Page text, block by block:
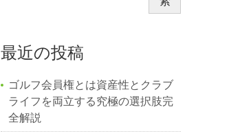
最近の投稿
ゴルフ会員権とは資産性とクラブ
ライフを両立する究極の選択肢完
全解説